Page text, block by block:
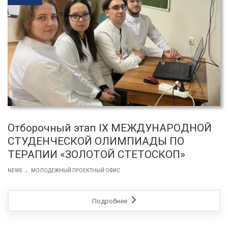
Отборочный этап IX МЕЖДУНАРОДНОЙ
СТУДЕНЧЕСКОЙ ОЛИМПИАДЫ ПО
ТЕРАПИИ «ЗОЛОТОЙ СТЕТОСКОП»
NEWS . МОЛОДЕЖНЫЙ ПРОЕКТНЫЙ ОФИС
Подробнее